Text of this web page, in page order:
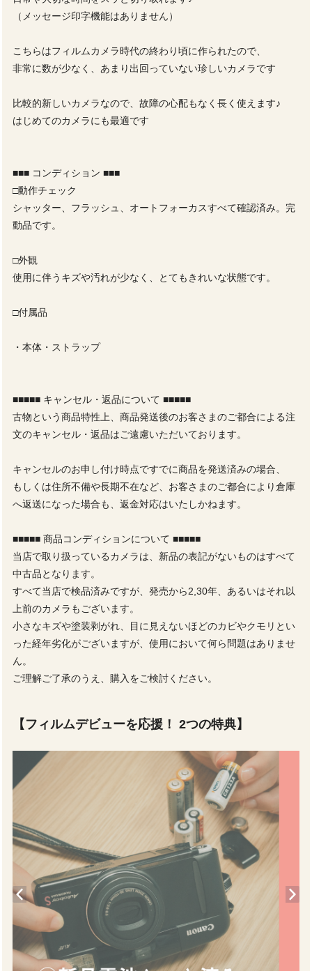
（メッセージ印字機能はありません）
こちらはフィルムカメラ時代の終わり頃に作られたので、
非常に数が少なく、あまり出回っていない珍しいカメラです
比較的新しいカメラなので、故障の心配もなく長く使えます♪
はじめてのカメラにも最適です
■■■ コンディション ■■■
□動作チェック
シャッター、フラッシュ、オートフォーカスすべて確認済み。完
動品です。
□外観
使用に伴うキズや汚れが少なく、とてもきれいな状態です。
□付属品
・本体・ストラップ
■■■■■ キャンセル・返品について ■■■■■
古物という商品特性上、商品発送後のお客さまのご都合による注
文のキャンセル・返品はご遠慮いただいております。
キャンセルのお申し付け時点ですでに商品を発送済みの場合、
もしくは住所不備や長期不在など、お客さまのご都合により倉庫
へ返送になった場合も、返金対応はいたしかねます。
■■■■■ 商品コンディションについて ■■■■■
当店で取り扱っているカメラは、新品の表記がないものはすべて
中古品となります。
すべて当店で検品済みですが、発売から2,30年、あるいはそれ以
上前のカメラもございます。
小さなキズや塗装剥がれ、目に見えないほどのカビやクモリとい
った経年劣化がございますが、使用において何ら問題はありませ
ん。
ご理解ご了承のうえ、購入をご検討ください。
【フィルムデビューを応援！ 2つの特典】